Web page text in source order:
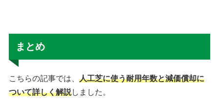
まとめ
こちらの記事では、人工芝に使う耐用年数と減価償却に
ついて詳しく解説しました。